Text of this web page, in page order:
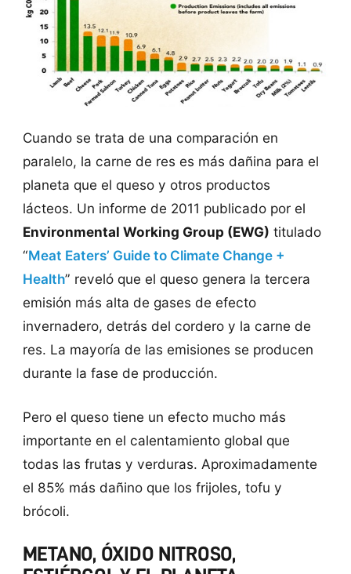
Cuando se trata de una comparación en
paralelo, la carne de res es más dañina para el
planeta que el queso y otros productos
lácteos. Un informe de 2011 publicado por el
Environmental Working Group (EWG) titulado
“Meat Eaters’ Guide to Climate Change +
Health” reveló que el queso genera la tercera
emisión más alta de gases de efecto
invernadero, detrás del cordero y la carne de
res. La mayoría de las emisiones se producen
durante la fase de producción.
Pero el queso tiene un efecto mucho más
importante en el calentamiento global que
todas las frutas y verduras. Aproximadamente
el 85% más dañino que los frijoles, tofu y
brócoli.
METANO, ÓXIDO NITROSO,